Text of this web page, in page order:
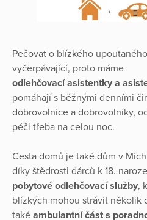
Pečovat o blízkého
vyčerpávající, proto máme
odlehčovací asistentky a
pomáhají s běžnými denními
dobrovolnice a dobrovolníky,
péči třeba na celou noc.
Cesta domů je také dům v
díky štědrosti dárců k 18.
pobytové odlehčovací služby,
blízkých mohou strávit několik
také ambulantní část s